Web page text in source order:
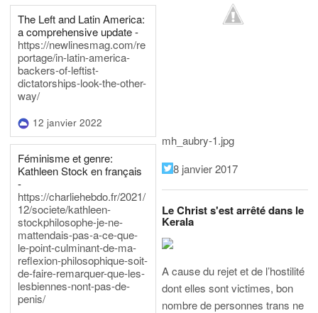
The Left and Latin America:
a comprehensive update -
https://newlinesmag.com/re
portage/in-latin-america-
backers-of-leftist-
dictatorships-look-the-other-
way/
12 janvier 2022
Féminisme et genre:
Kathleen Stock en français
-
https://charliehebdo.fr/2021/
12/societe/kathleen-
stockphilosophe-je-ne-
mattendais-pas-a-ce-que-
le-point-culminant-de-ma-
reflexion-philosophique-soit-
de-faire-remarquer-que-les-
lesbiennes-nont-pas-de-
penis/
mh_aubry-1.jpg
8 janvier 2017
Le Christ s'est arrêté dans le
Kerala
A cause du rejet et de l’hostilité
dont elles sont victimes, bon
nombre de personnes trans ne